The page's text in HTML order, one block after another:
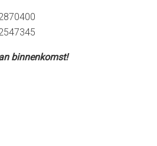
binnenkomst!